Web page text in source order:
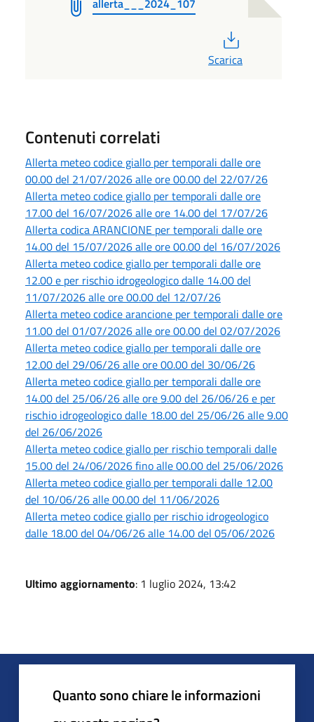
allerta___2024_107
Scarica
Contenuti correlati
Allerta meteo codice giallo per temporali dalle ore
00.00 del 21/07/2026 alle ore 00.00 del 22/07/26
Allerta meteo codice giallo per temporali dalle ore
17.00 del 16/07/2026 alle ore 14.00 del 17/07/26
Allerta codica ARANCIONE per temporali dalle ore
14.00 del 15/07/2026 alle ore 00.00 del 16/07/2026
Allerta meteo codice giallo per temporali dalle ore
12.00 e per rischio idrogeologico dalle 14.00 del
11/07/2026 alle ore 00.00 del 12/07/26
Allerta meteo codice arancione per temporali dalle ore
11.00 del 01/07/2026 alle ore 00.00 del 02/07/2026
Allerta meteo codice giallo per temporali dalle ore
12.00 del 29/06/26 alle ore 00.00 del 30/06/26
Allerta meteo codice giallo per temporali dalle ore
14.00 del 25/06/26 alle ore 9.00 del 26/06/26 e per
rischio idrogeologico dalle 18.00 del 25/06/26 alle 9.00
del 26/06/2026
Allerta meteo codice giallo per rischio temporali dalle
15.00 del 24/06/2026 fino alle 00.00 del 25/06/2026
Allerta meteo codice giallo per temporali dalle 12.00
del 10/06/26 alle 00.00 del 11/06/2026
Allerta meteo codice giallo per rischio idrogeologico
dalle 18.00 del 04/06/26 alle 14.00 del 05/06/2026
Ultimo aggiornamento: 1 luglio 2024, 13:42
Quanto sono chiare le informazioni